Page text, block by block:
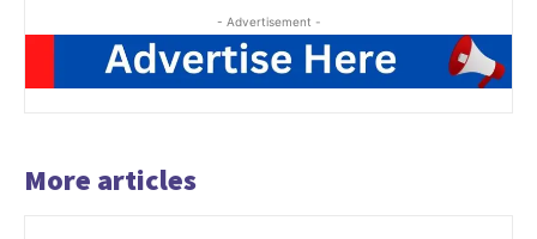
- Advertisement -
More articles